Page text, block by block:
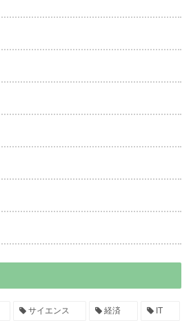
サイエンス 経済 IT